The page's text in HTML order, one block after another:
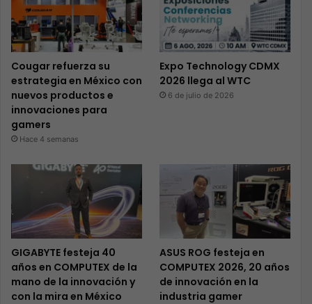
Cougar refuerza su
estrategia en México con
nuevos productos e
innovaciones para
gamers
Hace 4 semanas
Expo Technology CDMX
2026 llega al WTC
6 de julio de 2026
GIGABYTE festeja 40
años en COMPUTEX de la
mano de la innovación y
con la mira en México
ASUS ROG festeja en
COMPUTEX 2026, 20 años
de innovación en la
industria gamer